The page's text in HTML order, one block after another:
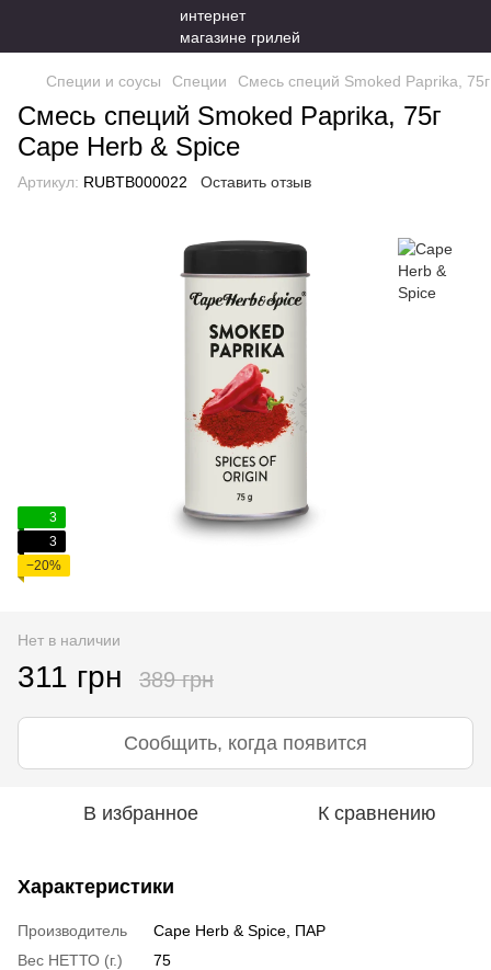
Специи и соусы Специи Смесь специй Smoked Paprika,
Смесь специй Smoked Paprika, 75г
Cape Herb & Spice
Артикул: RUBTB000022 Оставить отзыв
3
3
−20%
Нет в наличии
311 грн 389 грн
Сообщить, когда появится
В избранное К сравнению
Характеристики
Производитель
Cape Herb & Spice, ПАР
Вес НЕТТО (г.)
75